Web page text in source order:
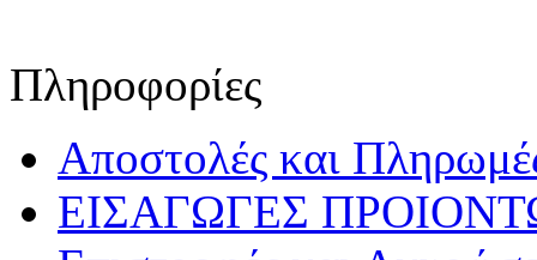
Πληροφορίες
Αποστολές και
ΕΙΣΑΓΩΓΕΣ